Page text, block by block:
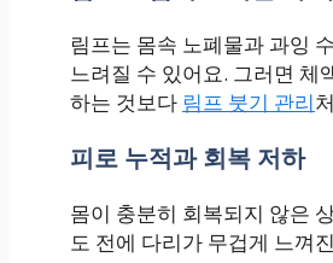
림프는 몸속 노폐물과 과잉
느려질 수 있어요. 그러면 체
하는 것보다 림프 붓기 관리
피로 누적과 회복 저하
몸이 충분히 회복되지 않은
도 전에 다리가 무겁게 느껴